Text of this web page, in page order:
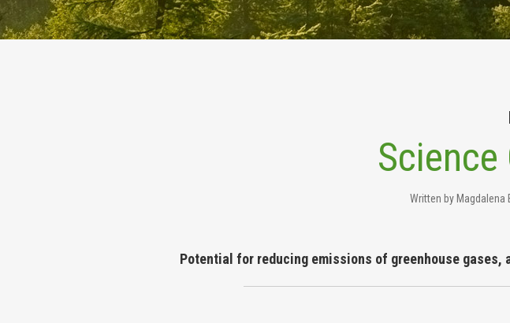
Science
Written by Magdalena
Potential for reducing emissions of greenhouse